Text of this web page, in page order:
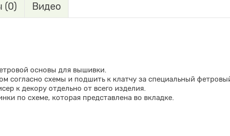
(0) Видео
основы для вышивки.
согласно схемы и подшить к клатчу за специальный
к декору отдельно от всего изделия.
по схеме, которая представлена во вкладке.